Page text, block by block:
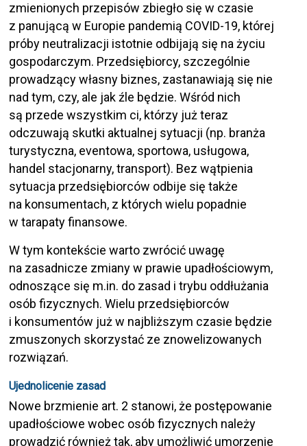
zmienionych przepisów zbiegło się w czasie
z panującą w Europie pandemią COVID-19, której
próby neutralizacji istotnie odbijają się na życiu
gospodarczym. Przedsiębiorcy, szczególnie
prowadzący własny biznes, zastanawiają się nie
nad tym, czy, ale jak źle będzie. Wśród nich
są przede wszystkim ci, którzy już teraz
odczuwają skutki aktualnej sytuacji (np. branża
turystyczna, eventowa, sportowa, usługowa,
handel stacjonarny, transport). Bez wątpienia
sytuacja przedsiębiorców odbije się także
na konsumentach, z których wielu popadnie
w tarapaty finansowe.
W tym kontekście warto zwrócić uwagę
na zasadnicze zmiany w prawie upadłościowym,
odnoszące się m.in. do zasad i trybu oddłużania
osób fizycznych. Wielu przedsiębiorców
i konsumentów już w najbliższym czasie będzie
zmuszonych skorzystać ze znowelizowanych
rozwiązań.
Ujednolicenie zasad
Nowe brzmienie art. 2 stanowi, że postępowanie
upadłościowe wobec osób fizycznych należy
prowadzić również tak, aby umożliwić umorzenie